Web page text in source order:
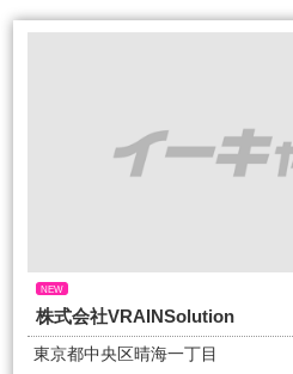
NEW
株式会社VRAINSolution
東京都中央区晴海一丁目